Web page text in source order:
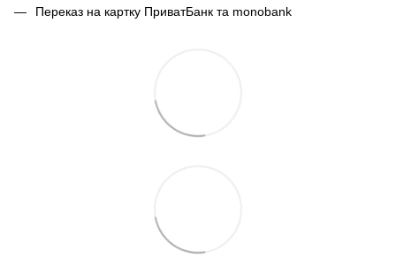
Переказ на картку ПриватБанк та monobank